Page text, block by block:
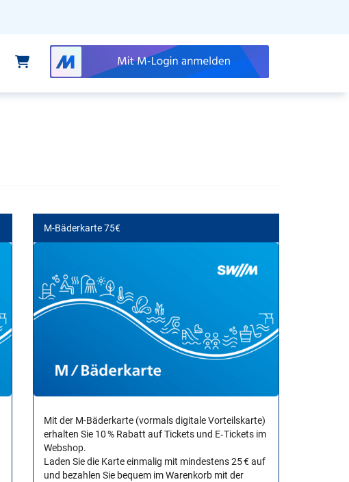
M-Bäderkarte 75€
Mit der M-Bäderkarte (vormals digitale Vorteilskarte)
erhalten Sie 10 % Rabatt auf Tickets und E‑Tickets im
Webshop.
Laden Sie die Karte einmalig mit mindestens 25 € auf
und bezahlen Sie bequem im Warenkorb mit der